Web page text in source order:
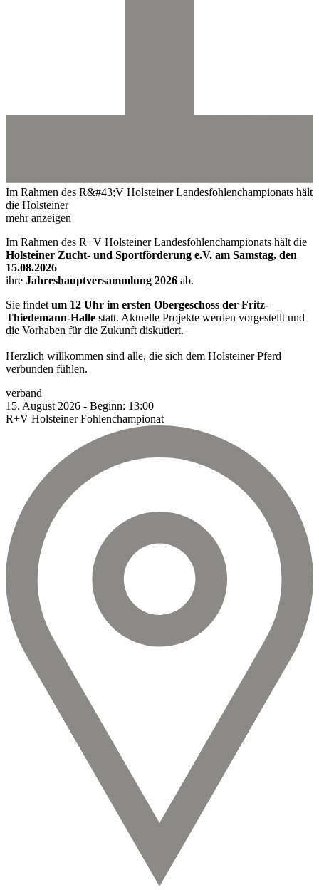
Im Rahmen des R&#43;V Holsteiner Landesfohlenchampionats hält
die Holsteiner
mehr anzeigen
Im Rahmen des R+V Holsteiner Landesfohlenchampionats hält die
Holsteiner Zucht- und Sportförderung e.V. am Samstag, den
15.08.2026
ihre Jahreshauptversammlung 2026 ab.
Sie findet um 12 Uhr im ersten Obergeschoss der Fritz-
Thiedemann-Halle statt. Aktuelle Projekte werden vorgestellt und
die Vorhaben für die Zukunft diskutiert.
Herzlich willkommen sind alle, die sich dem Holsteiner Pferd
verbunden fühlen.
verband
15. August 2026 - Beginn: 13:00
R+V Holsteiner Fohlenchampionat